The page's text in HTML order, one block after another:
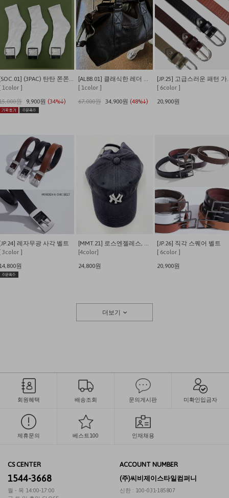
[SOC.01] (3PAC) 탄탄 쫀쫀 발이 편안한 쿠셔닝 사계절 데일리양말
1color ]
원
9,900원 (34%↓)
[ALBB.01] 클래식한 레더 크로스 보스턴백
[ 1color ]
67,000원
34,900원 (48%↓)
[JP.25]
[ 6color ]
20,900원
레자무광 사각 벨트
3color ]
원
[MMT.21] 로스엔젤레스, 뉴욕 워싱 캡
[4color]
24,800원
[JP.26] 직각 스퀘어 벨트
[ 6color ]
20,900원
더보기
회원혜택 배송조회 문의게시판 미확인입금자
제휴문의 베스트100 인재채용
CS CENTER
1544-3668
월 - 목 14:00-17:00
ACCOUNT NUMBER
(주)씨비제이스타일컴퍼니
신한 : 100-031-185807